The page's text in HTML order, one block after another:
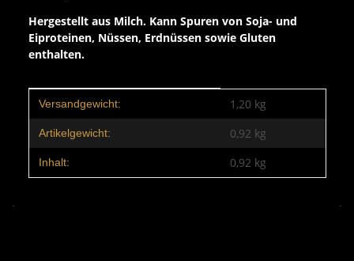
Hergestellt aus Milch. Kann Spuren von Soja- und
Eiproteinen, Nüssen, Erdnüssen sowie Gluten
enthalten.
Produkteigenschaft
Wert
Versandgewicht: 1,20 kg
Artikelgewicht: 0,92 kg
Inhalt: 0,92 kg